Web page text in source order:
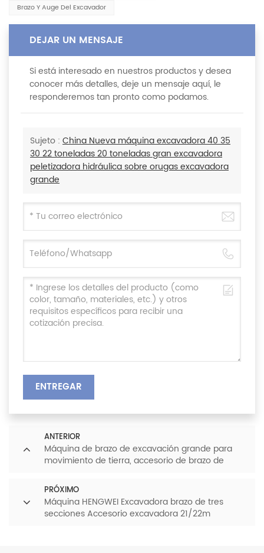
Brazo Y Auge Del Excavador
DEJAR UN MENSAJE
Si está interesado en nuestros productos y desea
conocer más detalles, deje un mensaje aquí, le
responderemos tan pronto como podamos.
Sujeto : China Nueva máquina excavadora 40 35
30 22 toneladas 20 toneladas gran excavadora
peletizadora hidráulica sobre orugas excavadora
grande
ENTREGAR
ANTERIOR
Máquina de brazo de excavación grande para
movimiento de tierra, accesorio de brazo de
PRÓXIMO
Máquina HENGWEI Excavadora brazo de tres
secciones Accesorio excavadora 21/22m